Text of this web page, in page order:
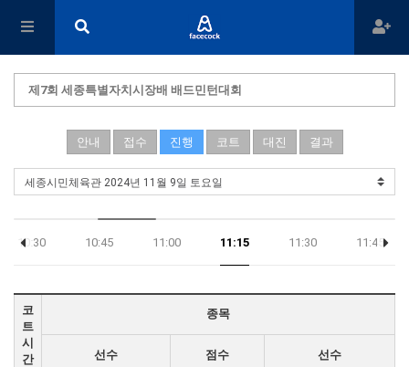
제7회 세종특별자치시장배 배드민턴대회
안내 접수 진행 코트 대진 결과
10:30 10:45 11:00 11:15 11:30 11:45
코
트
시
간
종목
선수 점수 선수